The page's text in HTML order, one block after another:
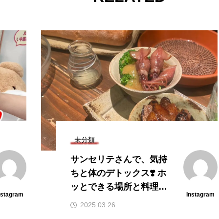
未分類
サンセリテさんで、気持
ちと体のデトックス❣️ ホ
ッとできる場所と料理と
雰囲気なんですよね😊 #
Instagram
2025.03.26